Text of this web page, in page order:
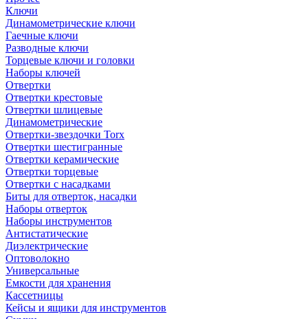
Ключи
Динамометрические ключи
Гаечные ключи
Разводные ключи
Торцевые ключи и головки
Наборы ключей
Отвертки
Отвертки крестовые
Отвертки шлицевые
Динамометрические
Отвертки-звездочки Torx
Отвертки шестигранные
Отвертки керамические
Отвертки торцевые
Отвертки с насадками
Биты для отверток, насадки
Наборы отверток
Наборы инструментов
Антистатические
Диэлектрические
Оптоволокно
Универсальные
Емкости для хранения
Кассетницы
Кейсы и ящики для инструментов